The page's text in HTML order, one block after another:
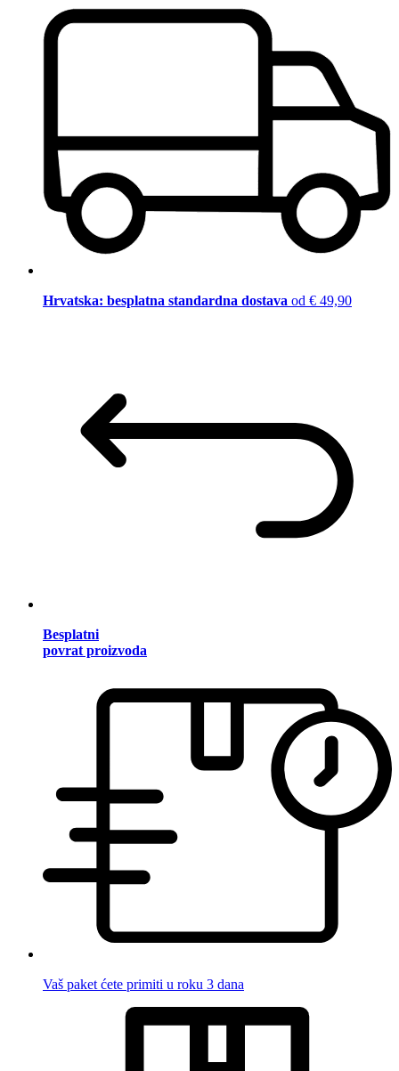
Hrvatska: besplatna standardna dostava od € 49,90
Besplatni
povrat proizvoda
Vaš paket ćete primiti u roku 3 dana